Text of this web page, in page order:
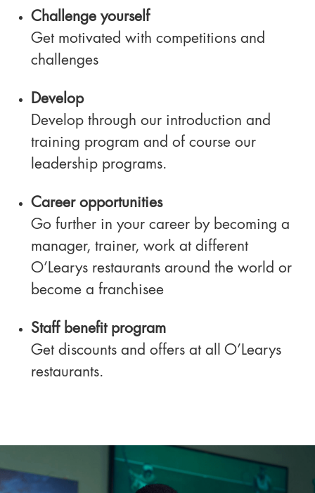
Challenge yourself
Get motivated with competitions and
challenges
Develop
Develop through our introduction and
training program and of course our
leadership programs.
Career opportunities
Go further in your career by becoming a
manager, trainer, work at different
O’Learys restaurants around the world or
become a franchisee
Staff benefit program
Get discounts and offers at all O’Learys
restaurants.